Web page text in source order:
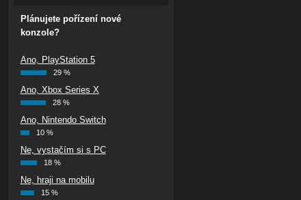
Plánujete pořízení nové
konzole?
Ano, PlayStation 5
29 %
Ano, Xbox Series X
28 %
Ano, Nintendo Switch
10 %
Ne, vystačím si s PC
18 %
Ne, hraji na mobilu
15 %